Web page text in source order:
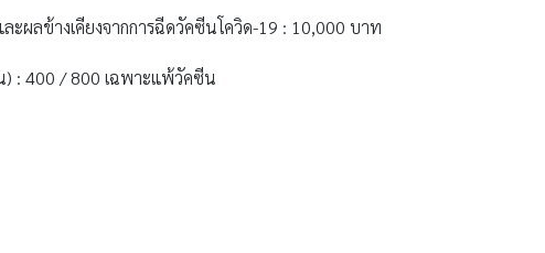
ผลข้างเคียงจากการฉีดวัคซีนโควิด-19 : 10,000 บาท
) : 400 / 800 เฉพาะแพ้วัคซีน